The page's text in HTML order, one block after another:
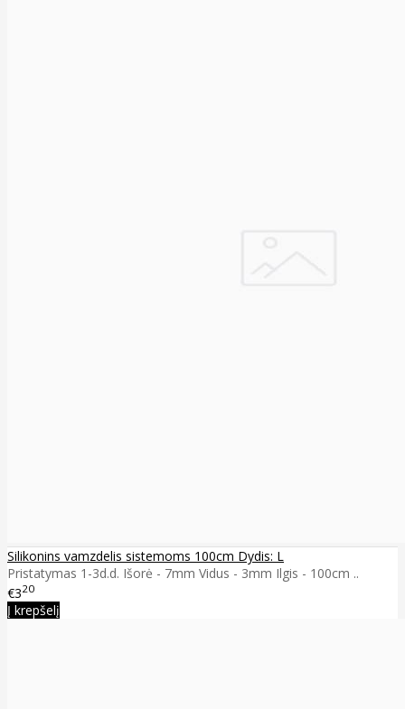
Silikonins vamzdelis sistemoms 100cm Dydis: L
Pristatymas 1-3d.d. Išorė - 7mm Vidus - 3mm Ilgis - 100cm ..
€320
Į krepšelį